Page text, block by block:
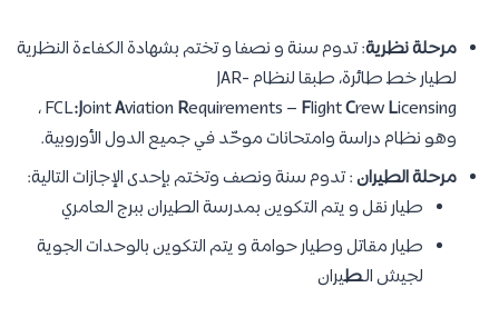
مرحلة نظرية: تدوم سنة و نصفا و تختم بشهادة الكفاءة النظرية
لطيار خط طائرة، طبقا لنظام JAR-
FCL:JointAviation Requirements – FlightCrewL
icensing ،
وهو نظام دراسة وامتحانات موحّد في جميع الدول الأوروبية.
مرحلة الطيران: تدوم سنة ونصف وتختم بإحدى الإجازات التالية:
طيار نقل و يتم التكوين بمدرسة الطيران ببرج العامري
طيار مقاتل وطيار حوامة و يتم التكوين بالوحدات الجوية
لجيش الـطيران